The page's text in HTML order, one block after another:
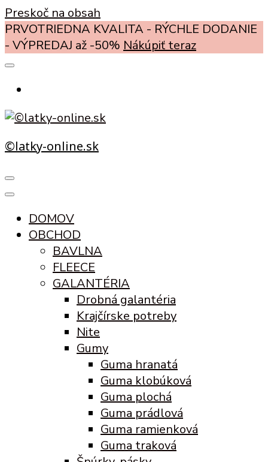
Preskoč na obsah
PRVOTRIEDNA KVALITA - RÝCHLE DODANIE
- VÝPREDAJ až -50% Nákúpiť teraz
©latky-online.sk
DOMOV
OBCHOD
BAVLNA
FLEECE
GALANTÉRIA
Drobná galantéria
Krajčírske potreby
Nite
Gumy
Guma hranatá
Guma klobúková
Guma plochá
Guma prádlová
Guma ramienková
Guma traková